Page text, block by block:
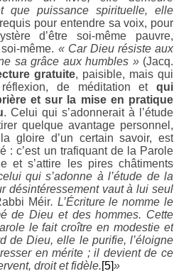
que puissance spirituelle, elle
pour entendre sa voix, pour
d’être soi-même pauvre,
même. « Car Dieu résiste aux
sa grâce aux humbles »(Jacq.
gratuite, paisible, mais qui
de méditation et qui
et sur la mise en pratique
. Celui qui s’adonnerait à l’étude
quelque avantage personnel,
gloire d’un certain savoir, est
: c’est un trafiquant de la Parole
et s’attire les pires châtiments
qui s’adonne à l’étude de la
désintéressement vaut à lui seul
Méir. L’Écriture le nomme le
de Dieu et des hommes. Cette
le fait croître en modestie et
de Dieu, elle le purifie, l’éloigne
en mérite ; il devient de ce
droit et fidèle.[5]»